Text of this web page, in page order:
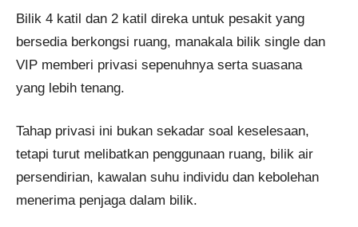
Bilik 4 katil dan 2 katil direka untuk pesakit yang
bersedia berkongsi ruang, manakala bilik single dan
VIP memberi privasi sepenuhnya serta suasana
yang lebih tenang.
Tahap privasi ini bukan sekadar soal keselesaan,
tetapi turut melibatkan penggunaan ruang, bilik air
persendirian, kawalan suhu individu dan kebolehan
menerima penjaga dalam bilik.